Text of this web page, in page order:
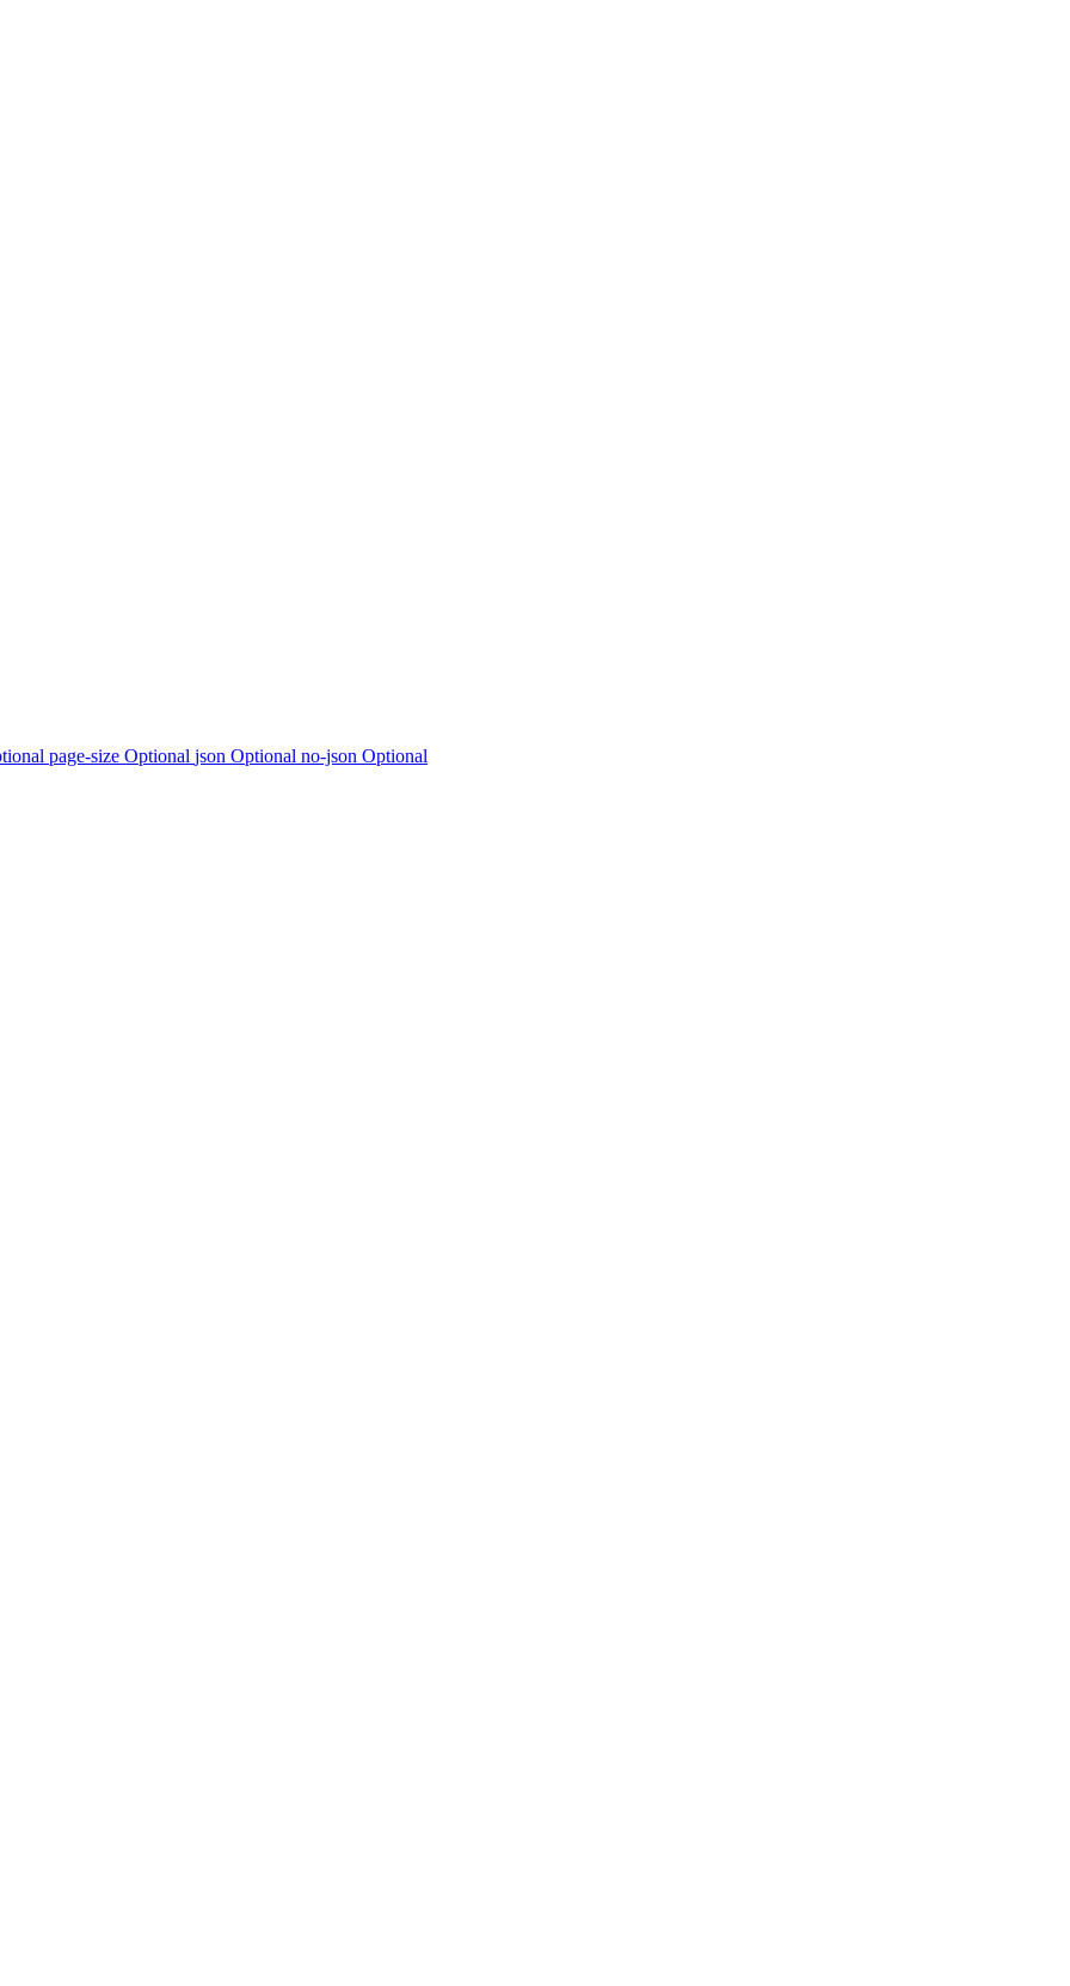
page-size Optional json Optional no-json Optional